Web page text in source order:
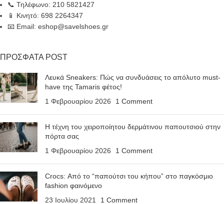
📞 Τηλέφωνο: 210 5821427
📱 Κινητό: 698 2264347
📧 Email: eshop@savelshoes.gr
ΠΡΟΣΦΑΤΑ POST
Λευκά Sneakers: Πώς να συνδυάσεις το απόλυτο must-
have της Tamaris φέτος!
1 Φεβρουαρίου 2026
1 Comment
Η τέχνη του χειροποίητου δερμάτινου παπουτσιού στην
πόρτα σας
1 Φεβρουαρίου 2026
1 Comment
Crocs: Από το “παπούτσι του κήπου” στο παγκόσμιο
fashion φαινόμενο
23 Ιουλίου 2021
1 Comment